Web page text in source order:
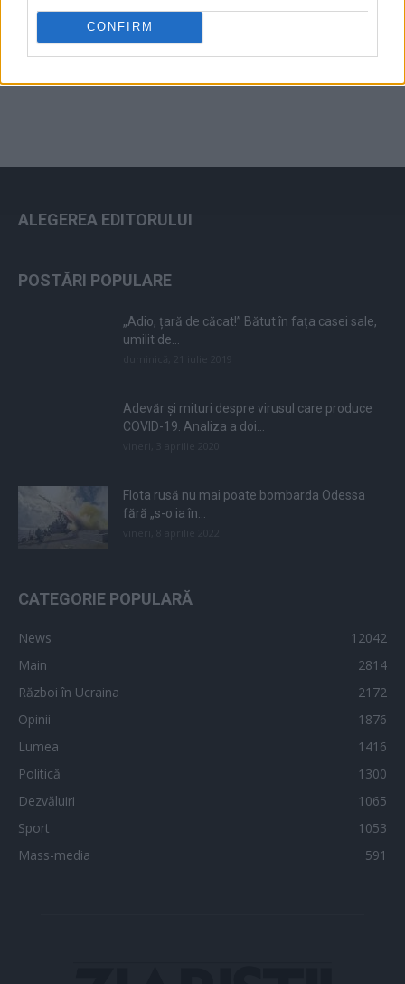
CONFIRM
ad
ALEGEREA EDITORULUI
POSTĂRI POPULARE
„Adio, țară de căcat!” Bătut în fața casei sale,
umilit de...
Adevăr și mituri despre virusul care produce
COVID-19. Analiza a doi...
Flota rusă nu mai poate bombarda Odessa
fără „s-o ia în...
CATEGORIE POPULARĂ
News
12042
Main
2814
Război în Ucraina
2172
Opinii
1876
Lumea
1416
Politică
1300
Dezvăluiri
1065
Sport
1053
Mass-media
591